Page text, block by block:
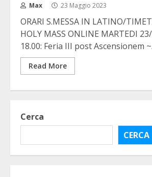
Max 23 Maggio 2023
ORARI S.MESSA IN LATINO/
HOLY MASS ONLINE MARTEDI
18.00: Feria III post Ascensionem
Read More
Cerca
CERCA